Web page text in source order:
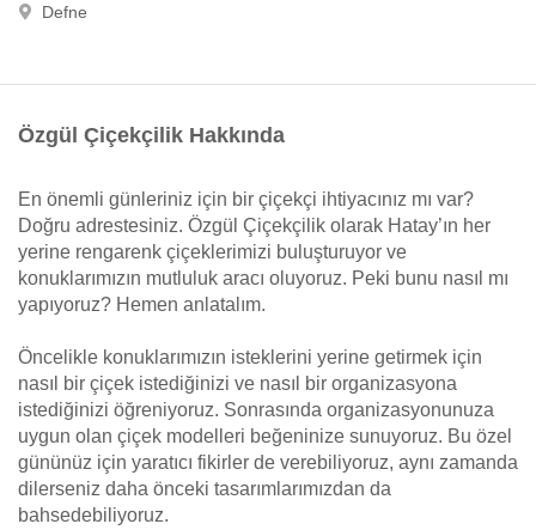
Defne
Özgül Çiçekçilik Hakkında
En önemli günleriniz için bir çiçekçi ihtiyacınız mı var?
Doğru adrestesiniz. Özgül Çiçekçilik olarak Hatay’ın her
yerine rengarenk çiçeklerimizi buluşturuyor ve
konuklarımızın mutluluk aracı oluyoruz. Peki bunu nasıl mı
yapıyoruz? Hemen anlatalım.
Öncelikle konuklarımızın isteklerini yerine getirmek için
nasıl bir çiçek istediğinizi ve nasıl bir organizasyona
istediğinizi öğreniyoruz. Sonrasında organizasyonunuza
uygun olan çiçek modelleri beğeninize sunuyoruz. Bu özel
gününüz için yaratıcı fikirler de verebiliyoruz, aynı zamanda
dilerseniz daha önceki tasarımlarımızdan da
bahsedebiliyoruz.